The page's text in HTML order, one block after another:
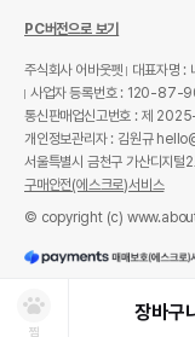
찜
장바구
PC버전으로 보기
주식회사 어바웃펫
대표자명 :
사업자 등록번호 : 120-
통신판매업신고번호 : 제
개인정보관리자 : 김원규
서울특별시 금천구 가산디지
구매안전(에스크로)서비스
© copyright (c)